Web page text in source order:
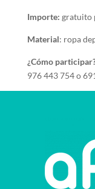
Importe: gratuito
Material: ropa
¿Cómo
976 443 754 o